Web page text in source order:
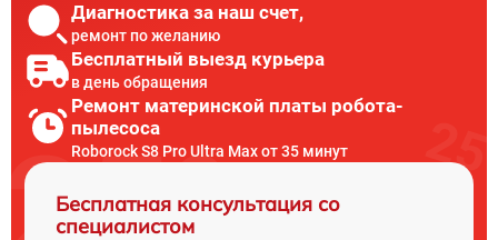
Диагностика за наш счет,
ремонт по желанию
Бесплатный выезд курьера
в день обращения
Ремонт материнской платы робота-
пылесоса
Roborock S8 Pro Ultra Max от 35 минут
Бесплатная консультация со
специалистом